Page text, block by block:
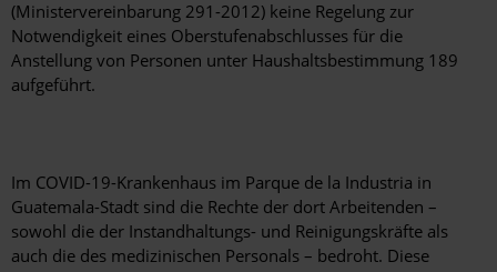
(Ministervereinbarung 291-2012) keine Regelung zur
Notwendigkeit eines Oberstufenabschlusses für die
Anstellung von Personen unter Haushaltsbestimmung 189
aufgeführt.
Im COVID-19-Krankenhaus im Parque de la Industria in
Guatemala-Stadt sind die Rechte der dort Arbeitenden –
sowohl die der Instandhaltungs- und Reinigungskräfte als
auch die des medizinischen Personals – bedroht. Diese